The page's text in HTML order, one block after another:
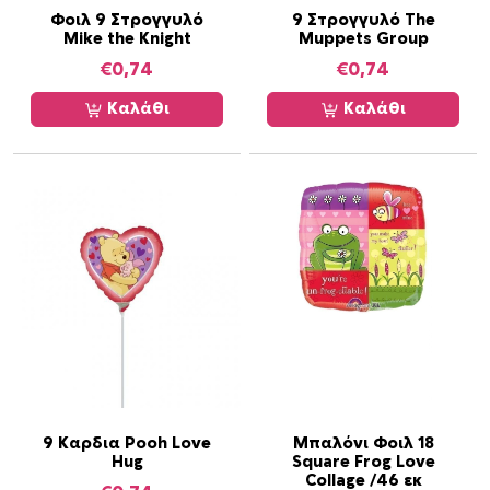
Φοιλ 9 Στρογγυλό
Mike the Knight
€0,74
Καλάθι
9 Στρογγυλό The
Muppets Group
€0,74
Καλάθι
9 Καρδια Pooh Love
Hug
Μπαλόνι Φοιλ 18
Square Frog Love
Collage /46 εκ